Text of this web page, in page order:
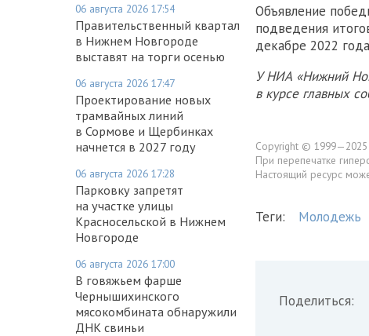
06 августа 2026 17:54
Правительственный квартал
в Нижнем Новгороде
выставят на торги осенью
06 августа 2026 17:47
Проектирование новых
трамвайных линий
в Сормове и Щербинках
начнется в 2027 году
06 августа 2026 17:28
Парковку запретят
на участке улицы
Красносельской в Нижнем
Новгороде
06 августа 2026 17:00
В говяжьем фарше
Чернышихинского
мясокомбината обнаружили
ДНК свиньи
Объявление
подведения
декабре 2022
У НИА «Нижний
в курсе главных
Copyright ©
При перепечатке
Настоящий ресурс
Теги: Молодежь
Поделиться: